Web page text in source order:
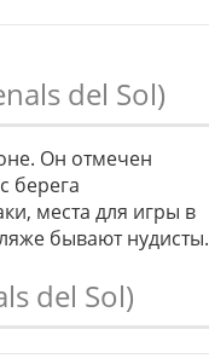
del Sol)
Он отмечен
берега
места для игры в
бывают нудисты.
del Sol)